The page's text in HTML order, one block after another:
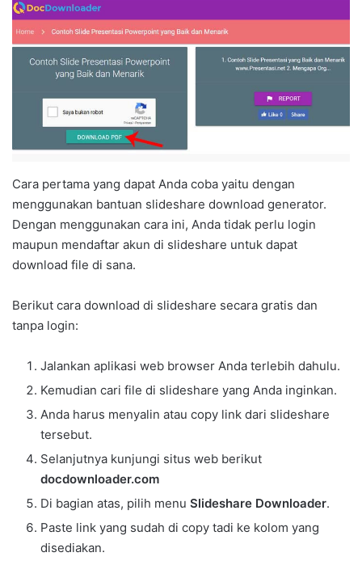
Cara pertama yang dapat Anda coba yaitu dengan
menggunakan bantuan slideshare download generator.
Dengan menggunakan cara ini, Anda tidak perlu login
maupun mendaftar akun di slideshare untuk dapat
download file di sana.
Berikut cara download di slideshare secara gratis dan
tanpa login:
Jalankan aplikasi web browser Anda terlebih dahulu.
Kemudian cari file di slideshare yang Anda inginkan.
Anda harus menyalin atau copy link dari slideshare
tersebut.
Selanjutnya kunjungi situs web berikut
docdownloader.com
Di bagian atas, pilih menu Slideshare Downloader.
Paste link yang sudah di copy tadi ke kolom yang
disediakan.